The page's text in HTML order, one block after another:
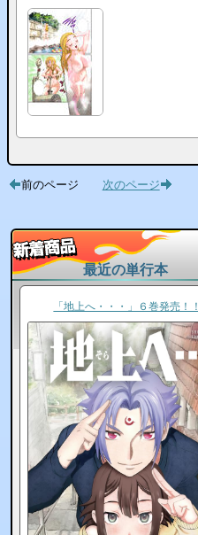
前のページ 次のページ
最近の単行本
「地上へ・・・」６巻発売！！